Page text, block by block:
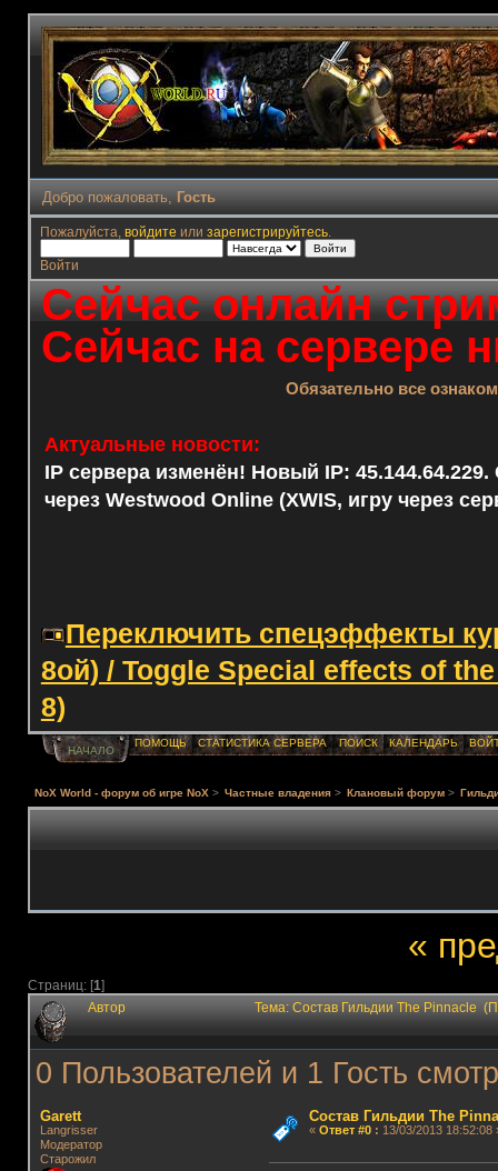
Добро пожаловать, Гость
Пожалуйста, войдите или зарегистрируйтесь.
Войти
Сейчас онлайн
Сейчас на сервере
Обязательно все
Актуальные новости:
IP сервера изменён! Новый IP: 45.144.64.229.
через Westwood Online (XWIS, игру через
Переключить спецэффекты
8ой) / Toggle Special effects of
8)
НАЧАЛО
ПОМОЩЬ СТАТИСТИКА СЕРВЕРА ПОИСК КАЛЕНДАРЬ
NoX World - форум об игре NoX > Частные владения > Клановый форум >
«
Страниц: [1]
Автор Тема: Состав Гильдии The Pinnacle
0 Пользователей и 1 Гость
Garett
Langrisser
Модератор
Старожил
Состав Гильдии The
« Ответ #0: 13/03/2013 18:52:08